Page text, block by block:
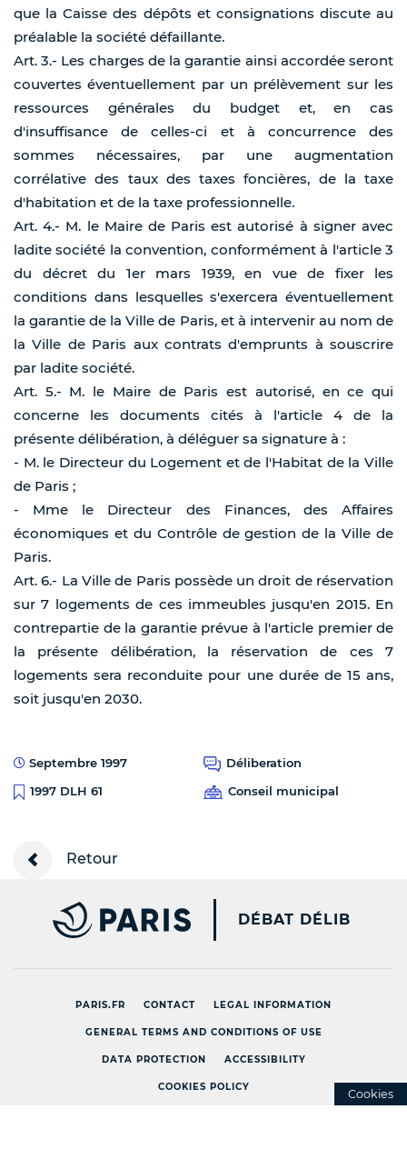
que la Caisse des dépôts et consignations discute au
préalable la société défaillante.
Art. 3.- Les charges de la garantie ainsi accordée seront
couvertes éventuellement par un prélèvement sur les
ressources générales du budget et, en cas
d'insuffisance de celles-ci et à concurrence des
sommes nécessaires, par une augmentation
corrélative des taux des taxes foncières, de la taxe
d'habitation et de la taxe professionnelle.
Art. 4.- M. le Maire de Paris est autorisé à signer avec
ladite société la convention, conformément à l'article 3
du décret du 1er mars 1939, en vue de fixer les
conditions dans lesquelles s'exercera éventuellement
la garantie de la Ville de Paris, et à intervenir au nom de
la Ville de Paris aux contrats d'emprunts à souscrire
par ladite société.
Art. 5.- M. le Maire de Paris est autorisé, en ce qui
concerne les documents cités à l'article 4 de la
présente délibération, à déléguer sa signature à :
- M. le Directeur du Logement et de l'Habitat de la Ville
de Paris ;
- Mme le Directeur des Finances, des Affaires
économiques et du Contrôle de gestion de la Ville de
Paris.
Art. 6.- La Ville de Paris possède un droit de réservation
sur 7 logements de ces immeubles jusqu'en 2015. En
contrepartie de la garantie prévue à l'article premier de
la présente délibération, la réservation de ces 7
logements sera reconduite pour une durée de 15 ans,
soit jusqu'en 2030.
Septembre 1997
Déliberation
1997 DLH 61
Conseil municipal
Retour
PARIS.FR [NEW
DÉBAT DÉLIB
PARIS.FR CONTACT LEGAL INFORMATION
GENERAL TERMS AND CONDITIONS OF USE
DATA PROTECTION ACCESSIBILITY
COOKIES POLICY